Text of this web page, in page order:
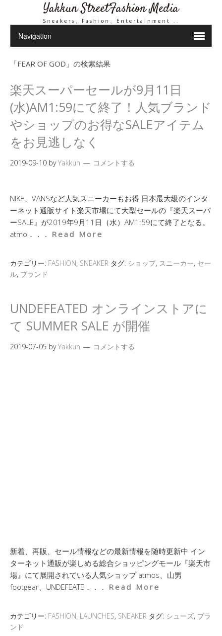
Yakkun StreetFashion Media
Sneakers、Fashion、Entertainment ..
「FEAR OF GOD 」の検索結果
楽天スーパーセールが9月11日
(水)AM1:59にて終了！人気ブランド
やショップのお得なSALEアイテム
をお見逃しなく
2019-09-10 byYakkun コメントする
NIKE、VANSなど人気スニーカーもお得 日本最大級のインタ
ーネット通販サイト楽天市場にて大型セールの『楽天スーパ
ーSALE』が2019年9月11日（水）AM1:59にて終了となる。
atmo．．． Read More
カテゴリー: FASHION, SNEAKER タグ: ショップ, スニーカー, セー
ル, ブランド
UNDEFEATED オンラインストアに
て SUMMER SALE が開催
2019-07-05 byYakkun コメントする
新着、再販、セール情報などの最新情報を随時更新中 イン
ターネット通販が楽しめる総合ショッピングモール『楽天市
場』にて展開されている人気ショップ atmos、山男
footgear、UNDEFEATE．．． Read More
カテゴリー: FASHION, LAUNCHES, SNEAKER タグ: シューズ, ブラ
ンド